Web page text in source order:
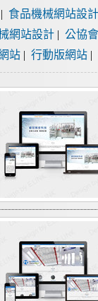
| 食品機械網站設計
網站設計 | 公協
站 | 行動版網站 |